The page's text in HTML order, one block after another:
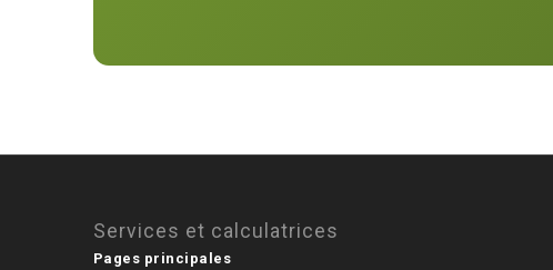
Services et calculatrices
Pages principales